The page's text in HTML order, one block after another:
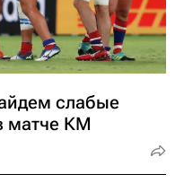
слабые
матче КМ